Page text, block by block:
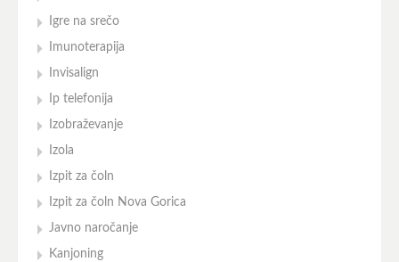
Igre na srečo
Imunoterapija
Invisalign
Ip telefonija
Izobraževanje
Izola
Izpit za čoln
Izpit za čoln Nova Gorica
Javno naročanje
Kanjoning